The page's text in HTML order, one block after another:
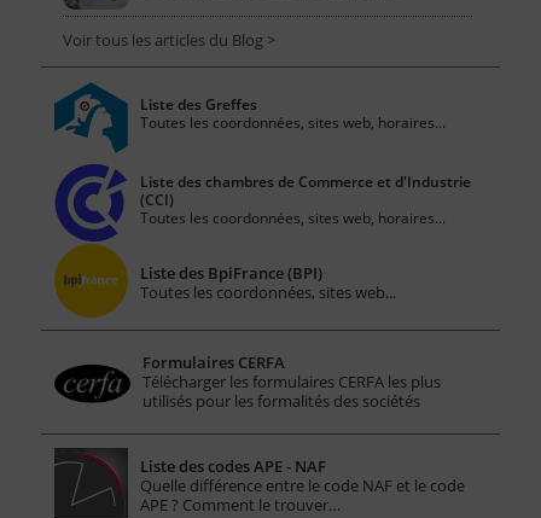
Voir tous les articles du Blog >
Liste des Greffes
Toutes les coordonnées, sites web, horaires...
Liste des chambres de Commerce et d'Industrie
(CCI)
Toutes les coordonnées, sites web, horaires...
Liste des BpiFrance (BPI)
Toutes les coordonnées, sites web...
Formulaires CERFA
Télécharger les formulaires CERFA les plus
utilisés pour les formalités des sociétés
Liste des codes APE - NAF
Quelle différence entre le code NAF et le code
APE ? Comment le trouver…